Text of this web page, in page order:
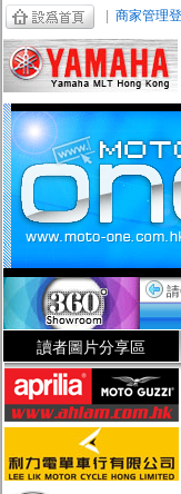
商家管理
讀者圖片分享區